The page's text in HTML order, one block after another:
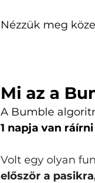
Nézzük meg
Mi az a
A Bumble
1 napja van
Volt egy olyan
először a